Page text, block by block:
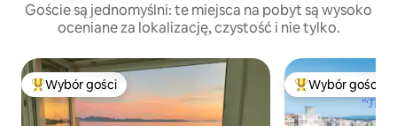
Goście są jednomyślni: te miejsca na pobyt są wysoko
oceniane za lokalizację, czystość i nie tylko.
Najpopularniejsze z kategorii Wybór gości
Wybór gości Wybór gości